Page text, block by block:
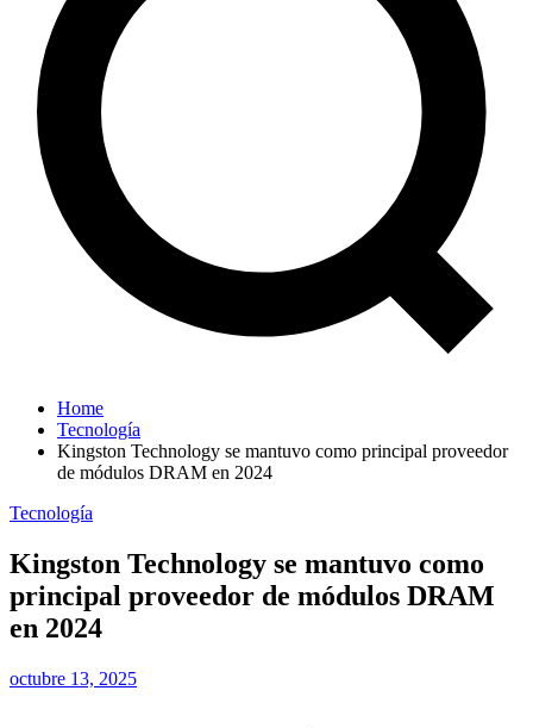
Home
Tecnología
Kingston Technology se mantuvo como principal proveedor
de módulos DRAM en 2024
Tecnología
Kingston Technology se mantuvo como
principal proveedor de módulos DRAM
en 2024
octubre 13, 2025